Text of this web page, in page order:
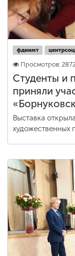
фдиимт
Просмотров:
Студенты и
приняли
Выставка
художественных